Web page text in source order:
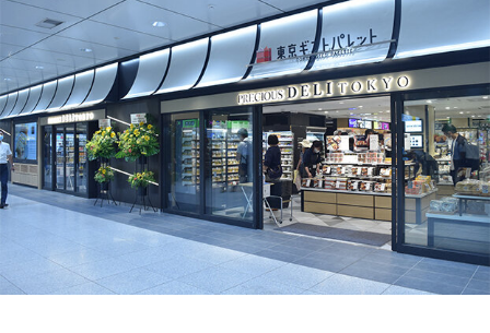
駅から探す(店舗・商品等)
モバイルオーダーサービス
採用情報
駅ナカみやげやこだわりの鉄道グッズ、オンライン限定商品な
どを取り揃えたサイトです。
JR東海MARKET
自社ECサイト
楽天市場
auPayマーケット
特産品や名産品たちを産地からみなさまのもとへお届けするサ
クレジットカード